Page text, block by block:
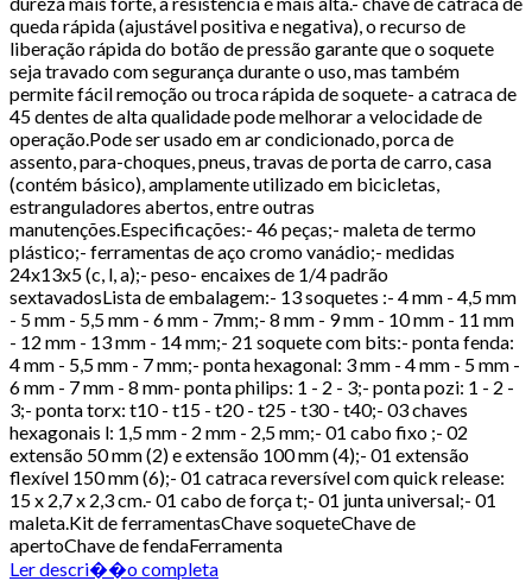
queda rápida (ajustável positiva e negativa), o recurso de
liberação rápida do botão de pressão garante que o soquete
seja travado com segurança durante o uso, mas também
permite fácil remoção ou troca rápida de soquete- a catraca de
45 dentes de alta qualidade pode melhorar a velocidade de
operação.Pode ser usado em ar condicionado, porca de
assento, para-choques, pneus, travas de porta de carro, casa
(contém básico), amplamente utilizado em bicicletas,
estranguladores abertos, entre outras
manutenções.Especificações:- 46 peças;- maleta de termo
plástico;- ferramentas de aço cromo vanádio;- medidas
24x13x5 (c, l, a);- peso- encaixes de 1/4 padrão
sextavadosLista de embalagem:- 13 soquetes :- 4 mm - 4,5 mm
- 5 mm - 5,5 mm - 6 mm - 7mm;- 8 mm - 9 mm - 10 mm - 11 mm
- 12 mm - 13 mm - 14 mm;- 21 soquete com bits:- ponta fenda:
4 mm - 5,5 mm - 7 mm;- ponta hexagonal: 3 mm - 4 mm - 5 mm -
6 mm - 7 mm - 8 mm- ponta philips: 1 - 2 - 3;- ponta pozi: 1 - 2 -
3;- ponta torx: t10 - t15 - t20 - t25 - t30 - t40;- 03 chaves
hexagonais l: 1,5 mm - 2 mm - 2,5 mm;- 01 cabo fixo ;- 02
extensão 50 mm (2) e extensão 100 mm (4);- 01 extensão
flexível 150 mm (6);- 01 catraca reversível com quick release:
15 x 2,7 x 2,3 cm.- 01 cabo de força t;- 01 junta universal;- 01
maleta.Kit de ferramentasChave soqueteChave de
apertoChave de fendaFerramenta
Ler descri��o completa